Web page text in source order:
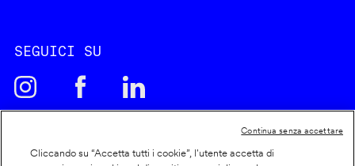
SEGUICI SU
Cliccando su “Accetta tutti i cookie”, l'utente accetta di
Continua senza accettare